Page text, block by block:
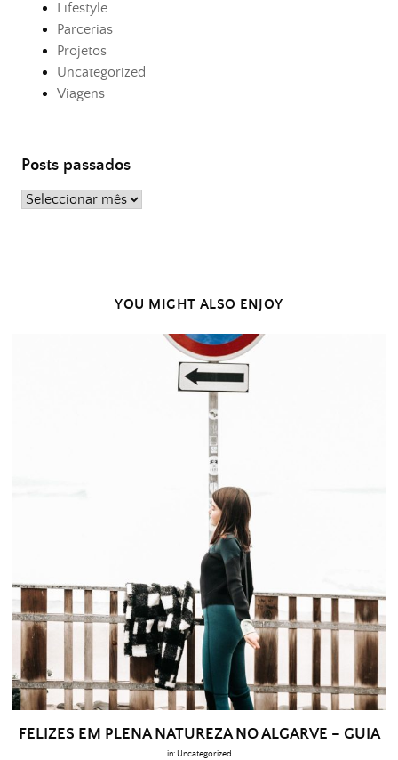
Lifestyle
Parcerias
Projetos
Uncategorized
Viagens
Posts passados
Posts
YOU MIGHT ALSO ENJOY
FELIZES EM PLENA NATUREZA NO ALGARVE – GUIA
in: Uncategorized